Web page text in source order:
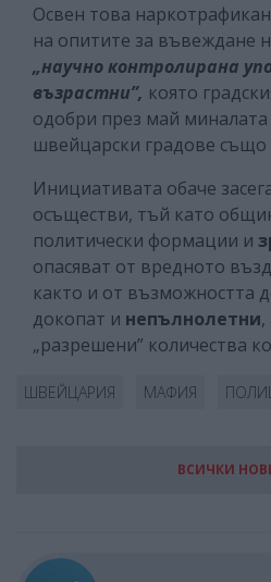
Освен това
на опитите за въвеждане
„научно контролирана
възрастни”, която
одобри през май миналата
швейцарски градове също
Инициативата обаче
осъществи, тъй като
политически формации и
опасяват от вредното
както и от възможността
докопат и непълнолетни
„разрешени” количества
ШВЕЙЦАРИЯ МАФИЯ
ВСИЧКИ